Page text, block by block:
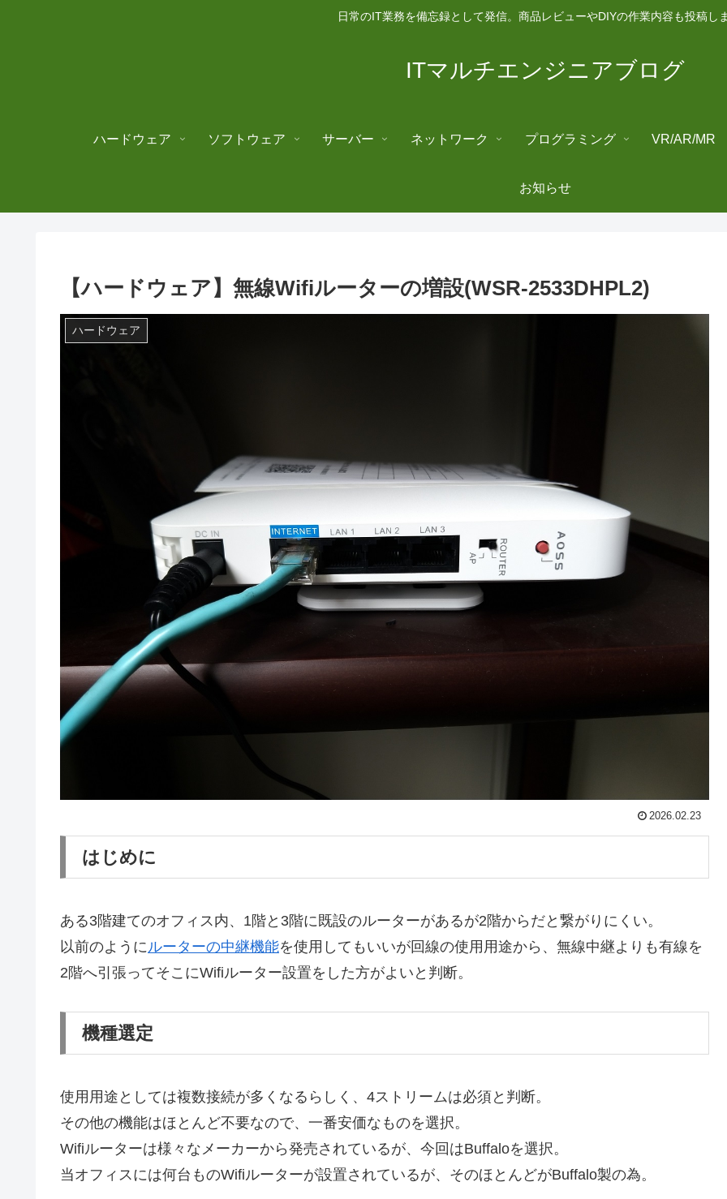
日常のIT業務を備忘録として発信。商品レビューやDIYの作業内容も投稿し
ITマルチエンジニアブログ
ハードウェア ソフトウェア サーバー ネットワーク プログラミング VR/AR/MR
お知らせ
【ハードウェア】無線Wifiルーターの増設(WSR-2533DHPL2)
ハードウェア
2026.02.23
はじめに
ある3階建てのオフィス内、1階と3階に既設のルーターがあるが2階からだと繋がりにくい。
以前のように ルーターの中継機能を使用してもいいが回線の使用用途から、無線中継よりも有線を
2階へ引張ってそこにWifiルーター設置をした方がよいと判断。
機種選定
使用用途としては複数接続が多くなるらしく、4ストリームは必須と判断。
その他の機能はほとんど不要なので、一番安価なものを選択。
Wifiルーターは様々なメーカーから発売されているが、今回はBuffaloを選択。
当オフィスには何台ものWifiルーターが設置されているが、そのほとんどがBuffalo製の為。